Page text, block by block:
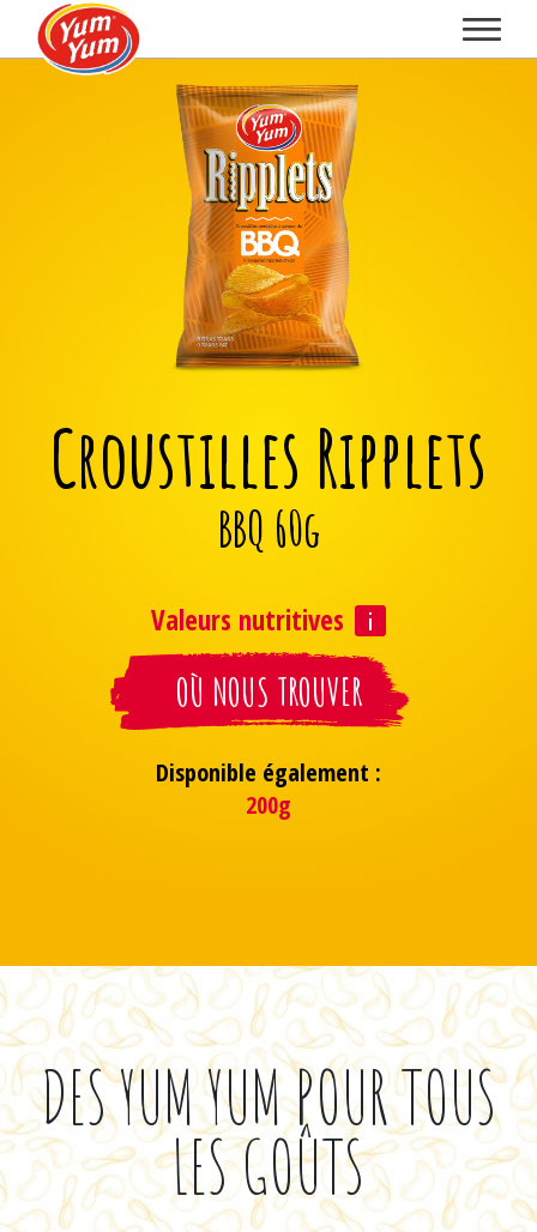
Croustilles Ripplets
BBQ 60g
Valeurs nutritives
OÙ NOUS TROUVER
Disponible également :
200g
DES YUM YUM POUR TOUS
LES GOÛTS